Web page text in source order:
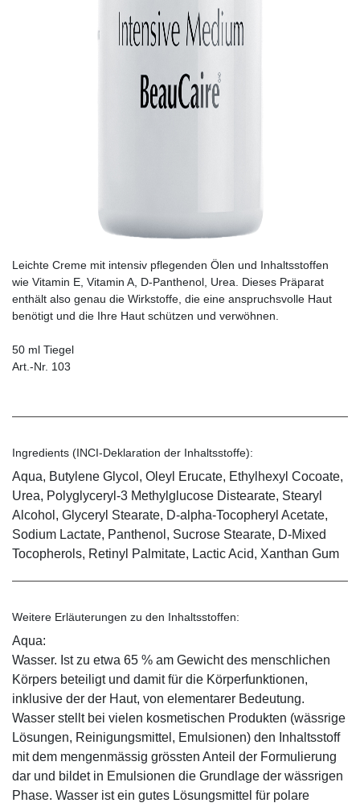
Leichte Creme mit intensiv pflegenden Ölen und Inhaltsstoffen
wie Vitamin E, Vitamin A, D-Panthenol, Urea. Dieses Präparat
enthält also genau die Wirkstoffe, die eine anspruchsvolle Haut
benötigt und die Ihre Haut schützen und verwöhnen.
50 ml Tiegel
Art.-Nr. 103
Ingredients (INCI-Deklaration der Inhaltsstoffe):
Aqua, Butylene Glycol, Oleyl Erucate, Ethylhexyl Cocoate,
Urea, Polyglyceryl-3 Methylglucose Distearate, Stearyl
Alcohol, Glyceryl Stearate, D-alpha-Tocopheryl Acetate,
Sodium Lactate, Panthenol, Sucrose Stearate, D-Mixed
Tocopherols, Retinyl Palmitate, Lactic Acid, Xanthan Gum
Weitere Erläuterungen zu den Inhaltsstoffen:
Aqua:
Wasser. Ist zu etwa 65 % am Gewicht des menschlichen
Körpers beteiligt und damit für die Körperfunktionen,
inklusive der der Haut, von elementarer Bedeutung.
Wasser stellt bei vielen kosmetischen Produkten (wässrige
Lösungen, Reinigungsmittel, Emulsionen) den Inhaltsstoff
mit dem mengenmässig grössten Anteil der Formulierung
dar und bildet in Emulsionen die Grundlage der wässrigen
Phase. Wasser ist ein gutes Lösungsmittel für polare